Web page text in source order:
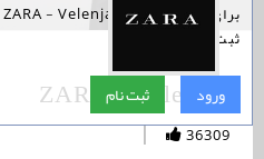
ثبت نام کنید.
ورود ثبت نام
ZARA - Velenjak
36309
|